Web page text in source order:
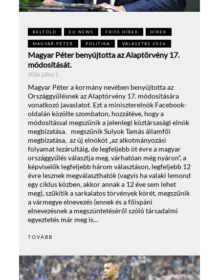
BELFÖLD EU NEWS FRISS HÍREK HÍREK
MAGYAR PÉTER POLITIKA VÁLASZTÁS 2026
Magyar Péter benyújtotta az Alaptörvény 17.
módosítását.
2026. július 5
Magyar Péter a kormány nevében benyújtotta az
Országgyűlésnek az Alaptörvény 17. módosítására
vonatkozó javaslatot. Ezt a miniszterelnök Facebook-
oldalán közölte szombaton, hozzátéve, hogy a
módosítással megszűnik a jelenlegi köztársasági elnök
megbízatása. megszűnik Sulyok Tamás államfői
megbízatása, az új elnököt „az alkotmányozási
folyamat lezárultáig, de legfeljebb öt évre a magyar
országgyűlés választja meg, várhatóan még nyáron”, a
képviselők legfeljebb három választáson, legfeljebb 12
évre lesznek megválaszthatók (vagyis ha valaki lemond
egy ciklus közben, akkor annak a 12 éve sem lehet
meg), szűkítik a sarkalatos törvények körét, megszűnik
a vármegye elnevezés (ennek és a főispáni
elnevezésnek a megszüntetéséről szóló társadalmi
egyeztetés már meg is…
TOVÁBB